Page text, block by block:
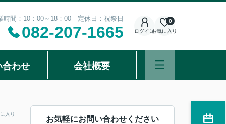
時間：10：00～18：00 定休日：祝祭日
082-207-1665 ログインお気に入り
0
合わせ 会社概要
入り
お気軽にお問い合わせください